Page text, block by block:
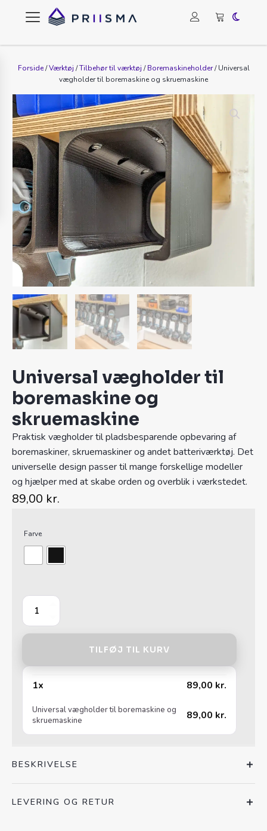
Forside/Værktøj /Tilbehør til værktøj /Boremaskineholder/ Universal
vægholder til boremaskine og skruemaskine
Universal vægholder til
boremaskine og
skruemaskine
Praktisk vægholder til pladsbesparende opbevaring af
boremaskiner, skruemaskiner og andet batteriværktøj. Det
universelle design passer til mange forskellige modeller
og hjælper med at skabe orden og overblik i værkstedet.
89,00 kr.
Farve
Universal
vægholder
til
boremaskine
antal
TILFØJ TIL KURV
1x 89,00 kr.
Universal vægholder til boremaskine og
skruemaskine
89,00 kr.
BESKRIVELSE
LEVERING OG RETUR